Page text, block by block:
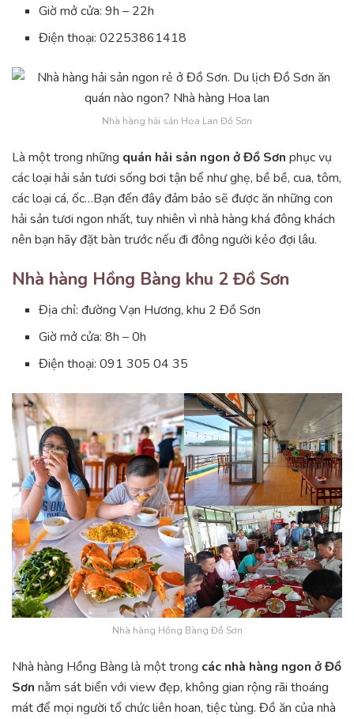
Giờ mở cửa: 9h – 22h
Điện thoại: 02253861418
Nhà hàng hải sản Hoa Lan Đồ Sơn
Là một trong những quán hải sản ngon ở Đồ Sơn phục vụ
các loại hải sản tươi sống bơi tận bể như ghẹ, bề bề, cua, tôm,
các loại cá, ốc…Bạn đến đây đảm bảo sẽ được ăn những con
hải sản tươi ngon nhất, tuy nhiên vì nhà hàng khá đông khách
nên bạn hãy đặt bàn trước nếu đi đông người kẻo đợi lâu.
Nhà hàng Hồng Bàng khu 2 Đồ Sơn
Địa chỉ: đường Vạn Hương, khu 2 Đồ Sơn
Giờ mở cửa: 8h – 0h
Điện thoại: 091 305 04 35
Nhà hàng Hồng Bàng Đồ Sơn
Nhà hàng Hồng Bàng là một trong các nhà hàng ngon ở Đồ
Sơn nằm sát biển với view đẹp, không gian rộng rãi thoáng
mát để mọi người tổ chức liên hoan, tiệc tùng. Đồ ăn của nhà